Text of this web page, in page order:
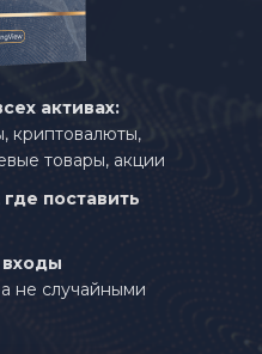
активах:
криптовалюты,
товары, акции
где поставить
а не случайными
22